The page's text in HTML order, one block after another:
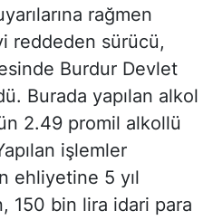
rağmen
reddeden sürücü,
Burdur Devlet
Burada yapılan alkol
2.49 promil alkollü
işlemler
ehliyetine 5 yıl
150 bin lira idari para